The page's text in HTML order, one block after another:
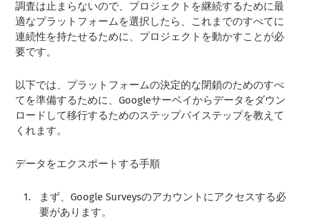
調査は止まらないので、プロジェクトを継続するために最
適なプラットフォームを選択したら、これまでのすべてに
連続性を持たせるために、プロジェクトを動かすことが必
要です。
以下では、プラットフォームの決定的な閉鎖のためのすべ
てを準備するために、Googleサーベイからデータをダウン
ロードして移行するためのステップバイステップを教えて
くれます。
データをエクスポートする手順
まず、Google Surveysのアカウントにアクセスする必
要があります。